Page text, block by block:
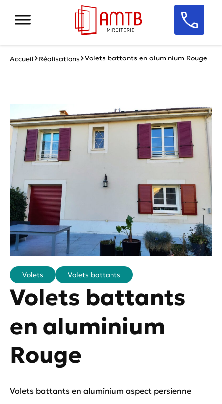
Accueil Réalisations Volets battants en aluminium Rouge
Volets Volets battants
Volets battants
en aluminium
Rouge
Volets battants en aluminium aspect persienne